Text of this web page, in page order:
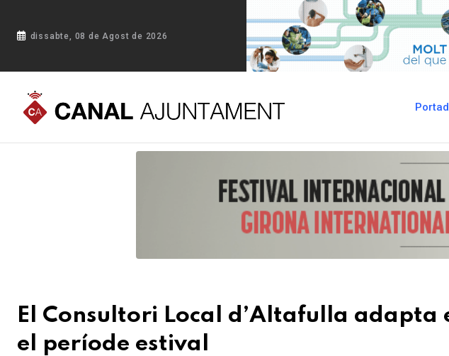
dissabte, 08 de Agost de 2026
Portada Blog El Consultori Local d’Altafulla adapta el seu horari durant el període estival
El Consultori Local d’Altafulla
el període estival